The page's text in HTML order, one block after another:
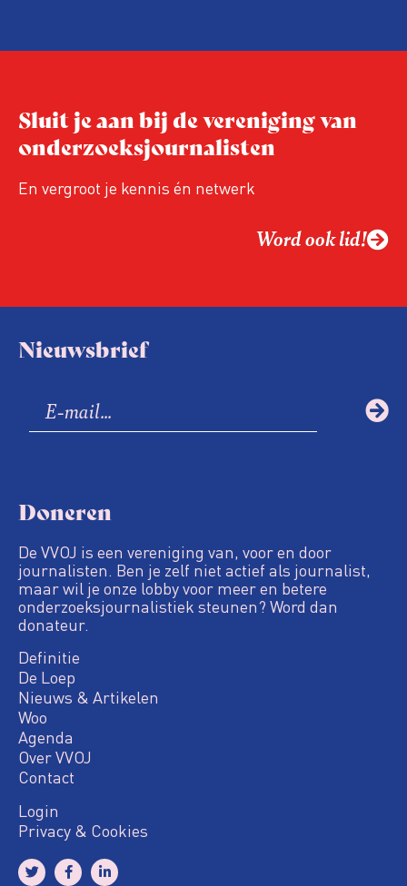
hoe pak je door?
Sluit je aan bij de vereniging van
onderzoeksjournalisten
En vergroot je kennis én netwerk
Word ook lid!
Nieuwsbrief
Doneren
De VVOJ is een vereniging van, voor en door
journalisten. Ben je zelf niet actief als journalist,
maar wil je onze lobby voor meer en betere
onderzoeksjournalistiek steunen? Word dan
donateur.
Definitie
De Loep
Nieuws & Artikelen
Woo
Agenda
Over VVOJ
Contact
Login
Privacy & Cookies